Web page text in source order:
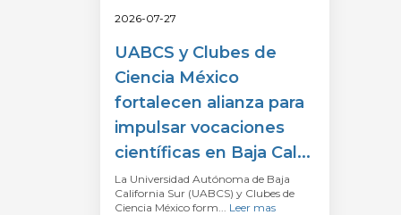
2026-07-27
UABCS y Clubes de
Ciencia México
fortalecen alianza para
impulsar vocaciones
científicas en Baja Cal...
La Universidad Autónoma de Baja
California Sur (UABCS) y Clubes de
Ciencia México form...
Leer mas